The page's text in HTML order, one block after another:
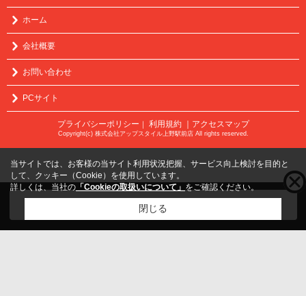
ホーム
会社概要
お問い合わせ
PCサイト
プライバシーポリシー 利用規約 ｜アクセスマップ
Copyright(c) 株式会社アップスタイル上野駅前店 All rights reserved.
こちらの物件をご覧の方にお勧めな物件
当サイトでは、お客様の当サイト利用状況把握、サービス向上検討を目的と
して、クッキー（Cookie）を使用しています。
詳しくは、当社の 「Cookieの取扱いについて」 をご確認ください。
閉じる